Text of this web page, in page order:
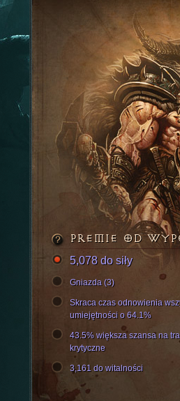
PREMIE OD
5,078 do siły
Gniazda (3)
Skraca czas odnowienia
umiejętności o 64.1%
43.5% większa szansa na
krytyczne
3,161 do witalności